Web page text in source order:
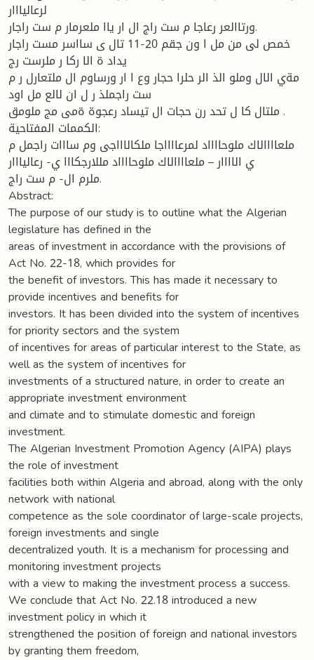
لرعاليااار
ورتاالعر رعاجا م ست راج ال ار ياا ملعرمار م ست راجار.
خمص لى من مل ا ون جقم 20-11 تال ى سااسر مست راجار
يداد ة الا ركا ر ملرست رج
مةي الال وملو الذ الر حلرا حجار وع ا ار ورساوم ال ملتعارل ر م
ست راجملذ ر ل ان لالع مل اود
ملتال كا ل تحد رن حجات ال تيساد رعجوة ةمى مج ملومق .
الكممات المفتاحية:
ملعاااالاك ملوحااااد لمرعااااجا ملكالاااجى وم سااات راجمل م
ي الاااار – ملعاااالاك ملوحااااد مللارجكااا ي- رعاليااار
ملرم ال- م ست راج.
Abstract:
The purpose of our study is to outline what the Algerian
legislature has defined in the
areas of investment in accordance with the provisions of
Act No. 22-18, which provides for
the benefit of investors. This has made it necessary to
provide incentives and benefits for
investors. It has been divided into the system of incentives
for priority sectors and the system
of incentives for areas of particular interest to the State, as
well as the system of incentives for
investments of a structured nature, in order to create an
appropriate investment environment
and climate and to stimulate domestic and foreign
investment.
The Algerian Investment Promotion Agency (AIPA) plays
the role of investment
facilities both within Algeria and abroad, along with the only
network with national
competence as the sole coordinator of large-scale projects,
foreign investments and single
decentralized youth. It is a mechanism for processing and
monitoring investment projects
with a view to making the investment process a success.
We conclude that Act No. 22.18 introduced a new
investment policy in which it
strengthened the position of foreign and national investors
by granting them freedom,